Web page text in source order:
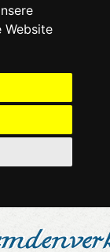
Website